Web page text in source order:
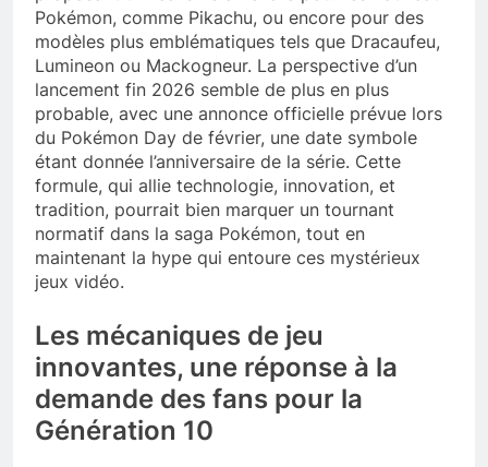
Pokémon, comme Pikachu, ou encore pour des
modèles plus emblématiques tels que Dracaufeu,
Lumineon ou Mackogneur. La perspective d’un
lancement fin 2026 semble de plus en plus
probable, avec une annonce officielle prévue lors
du Pokémon Day de février, une date symbole
étant donnée l’anniversaire de la série. Cette
formule, qui allie technologie, innovation, et
tradition, pourrait bien marquer un tournant
normatif dans la saga Pokémon, tout en
maintenant la hype qui entoure ces mystérieux
jeux vidéo.
Les mécaniques de jeu
innovantes, une réponse à la
demande des fans pour la
Génération 10